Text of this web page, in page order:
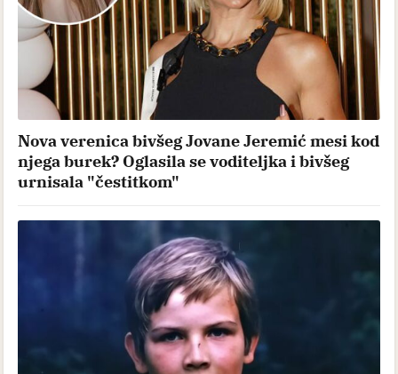
Nova verenica bivšeg Jovane Jeremić mesi kod
njega burek? Oglasila se voditeljka i bivšeg
urnisala "čestitkom"